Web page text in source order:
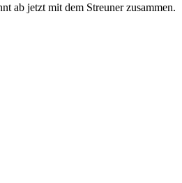
ab jetzt mit dem Streuner zusammen.